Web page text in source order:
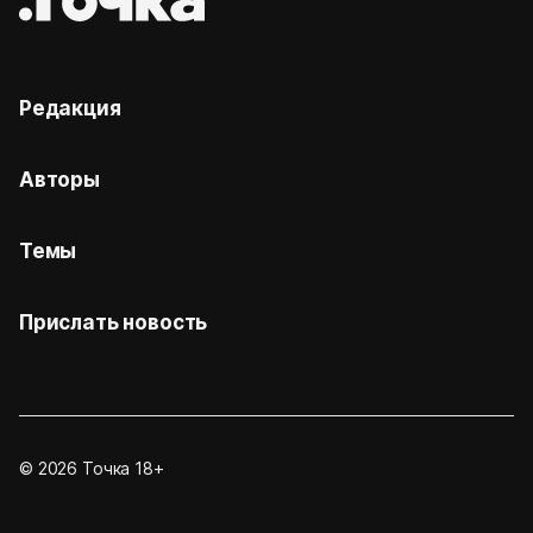
Редакция
Авторы
Темы
Прислать новость
© 2026 Точка 18+